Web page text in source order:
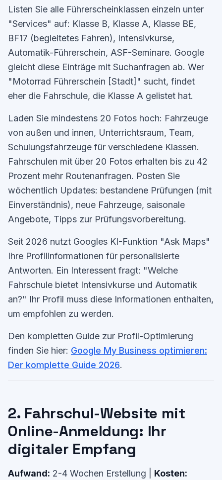
Listen Sie alle Führerscheinklassen einzeln unter
"Services" auf: Klasse B, Klasse A, Klasse BE,
BF17 (begleitetes Fahren), Intensivkurse,
Automatik-Führerschein, ASF-Seminare. Google
gleicht diese Einträge mit Suchanfragen ab. Wer
"Motorrad Führerschein [Stadt]" sucht, findet
eher die Fahrschule, die Klasse A gelistet hat.
Laden Sie mindestens 20 Fotos hoch: Fahrzeuge
von außen und innen, Unterrichtsraum, Team,
Schulungsfahrzeuge für verschiedene Klassen.
Fahrschulen mit über 20 Fotos erhalten bis zu 42
Prozent mehr Routenanfragen. Posten Sie
wöchentlich Updates: bestandene Prüfungen (mit
Einverständnis), neue Fahrzeuge, saisonale
Angebote, Tipps zur Prüfungsvorbereitung.
Seit 2026 nutzt Googles KI-Funktion "Ask Maps"
Ihre Profilinformationen für personalisierte
Antworten. Ein Interessent fragt: "Welche
Fahrschule bietet Intensivkurse und Automatik
an?" Ihr Profil muss diese Informationen enthalten,
um empfohlen zu werden.
Den kompletten Guide zur Profil-Optimierung
finden Sie hier: Google My Business optimieren:
Der komplette Guide 2026.
2. Fahrschul-Website mit
Online-Anmeldung: Ihr
digitaler Empfang
Aufwand: 2-4 Wochen Erstellung | Kosten: